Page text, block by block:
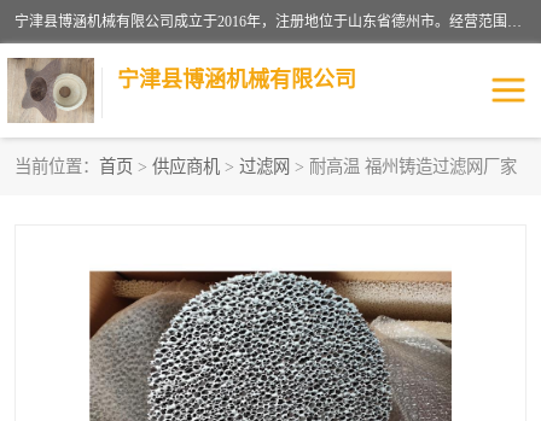
宁津县博涵机械有限公司成立于2016年，注册地位于山东省德州市。经营范围包括：机械设备研发、生产及销售，铸造用造型材料生产、销售，玻璃纤维及制品制造、销售，汽车零配件零售，机械零件、零部件加工，机械零件、零部件销售等；主要产品有：纤维过滤网,陶瓷过滤器,泡沫陶瓷过滤器,耐高温纤维过滤器,铸铁过滤器,铸铜过滤网,铸铝过滤网,铝轮毂过滤网,高效过滤网,高效陶瓷过滤网,高效纤维过滤网。
宁津县博涵机械有限公司
当前位置： 首页 > 供应商机 > 过滤网 > 耐高温 福州铸造过滤网厂家
纤维网 挡渣棉
挡渣网 避脏网